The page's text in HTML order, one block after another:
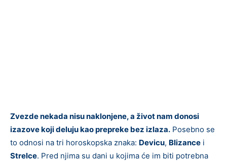
Zvezde nekada nisu naklonjene, a život nam donosi
izazove koji deluju kao prepreke bez izlaza. Posebno se
to odnosi na tri horoskopska znaka: Devicu, Blizance i
Strelce. Pred njima su dani u kojima će im biti potrebna